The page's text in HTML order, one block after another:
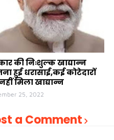
की निःशुल्क खाद्यान्न
हुई धरासाई,कई कोटेदारों
मिला खाद्यान्न
25, 2022
a Comment